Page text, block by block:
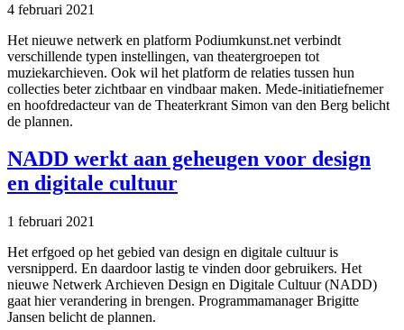
4 februari 2021
Het nieuwe netwerk en platform Podiumkunst.net verbindt
verschillende typen instellingen, van theatergroepen tot
muziekarchieven. Ook wil het platform de relaties tussen hun
collecties beter zichtbaar en vindbaar maken. Mede-initiatiefnemer
en hoofdredacteur van de Theaterkrant Simon van den Berg belicht
de plannen.
NADD werkt aan geheugen voor design
en digitale cultuur
1 februari 2021
Het erfgoed op het gebied van design en digitale cultuur is
versnipperd. En daardoor lastig te vinden door gebruikers. Het
nieuwe Netwerk Archieven Design en Digitale Cultuur (NADD)
gaat hier verandering in brengen. Programmamanager Brigitte
Jansen belicht de plannen.